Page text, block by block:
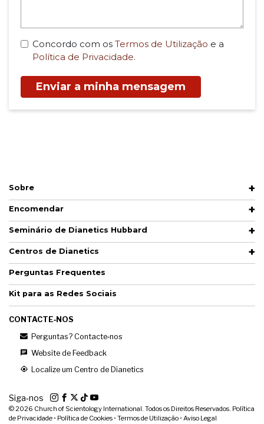
Concordo com os Termos de Utilização e a
Política de Privacidade.
Enviar a minha mensagem
Sobre
Encomendar
Seminário de Dianetics Hubbard
Centros de Dianetics
Perguntas Frequentes
Kit para as Redes Sociais
CONTACTE‑NOS
Perguntas? Contacte‑nos
Website de Feedback
Localize um Centro de Dianetics
Siga‑nos
© 2026 Church of Scientology International. Todos os Direitos Reservados. Política
de Privacidade • Política de Cookies • Termos de Utilização • Aviso Legal